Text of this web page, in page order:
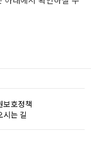
보호정책
시는 길